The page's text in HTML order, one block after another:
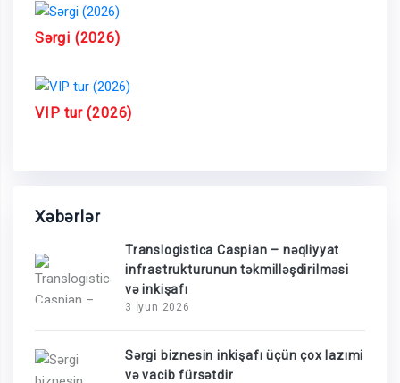
Sərgi (2026)
VIP tur (2026)
Xəbərlər
Translogistica Caspian – nəqliyyat
infrastrukturunun təkmilləşdirilməsi
və inkişafı
3 İyun 2026
Sərgi biznesin inkişafı üçün çox lazımi
və vacib fürsətdir